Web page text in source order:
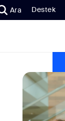
Ara Destek